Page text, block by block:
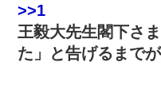
>>1
王毅大先生閣下さ
た」と告げるまで